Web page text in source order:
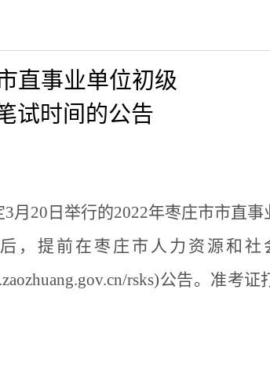
直事业单位初级
试时间的公告
3月 20 日举行的2022年枣庄市市直事
，提前 在枣庄市人力资源和社
rsks)公告。准考证